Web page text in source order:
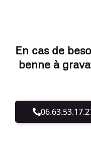
En cas de
benne à